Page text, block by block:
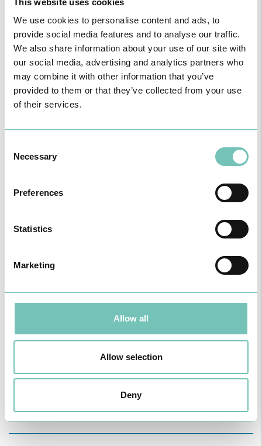
We use cookies to personalise content and ads, to
provide social media features and to analyse our traffic.
We also share information about your use of our site with
our social media, advertising and analytics partners who
may combine it with other information that you’ve
provided to them or that they’ve collected from your use
of their services.
Selection
Necessary
Preferences
Statistics
Marketing
Allow all
Allow selection
Deny
Realizou-se no Hospital CUF Faro a primeira Cirurgia de Estrabismo
PODCAST EM ONCOLOGIA
Com um formato dinâmico e direto, este episódio combinam